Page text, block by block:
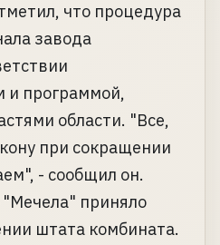
что процедура
завода
и программой,
области. "Все,
при сокращении
- сообщил он.
"Мечела" приняло
штата комбината.